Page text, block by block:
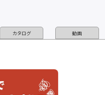
カタログ 動画